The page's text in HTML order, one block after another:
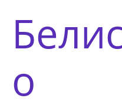
содержимому
о